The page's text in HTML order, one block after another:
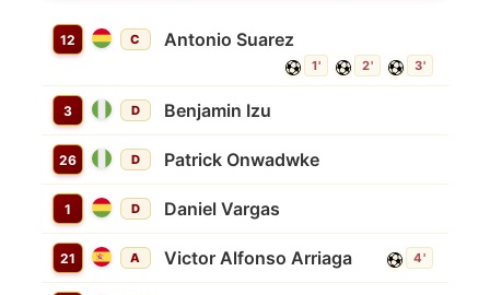
12 C Antonio Suarez
1' 2' 3'
3 D Benjamin Izu
26 D Patrick Onwadwke
1 D Daniel Vargas
21 A Victor Alfonso Arriaga 4'